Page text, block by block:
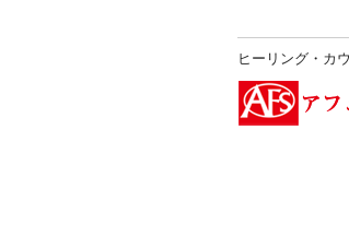
ヒーリング・カ